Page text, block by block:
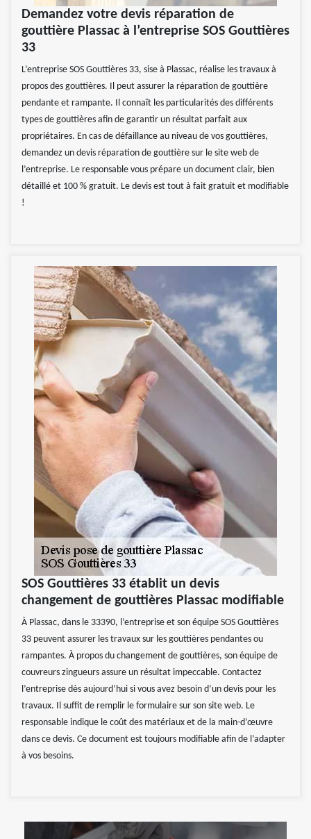
Demandez votre devis réparation de
gouttière Plassac à l’entreprise SOS Gouttières
33
L’entreprise SOS Gouttières 33, sise à Plassac, réalise les travaux à
propos des gouttières. Il peut assurer la réparation de gouttière
pendante et rampante. Il connaît les particularités des différents
types de gouttières afin de garantir un résultat parfait aux
propriétaires. En cas de défaillance au niveau de vos gouttières,
demandez un devis réparation de gouttière sur le site web de
l’entreprise. Le responsable vous prépare un document clair, bien
détaillé et 100 % gratuit. Le devis est tout à fait gratuit et modifiable
!
SOS Gouttières 33 établit un devis
changement de gouttières Plassac modifiable
À Plassac, dans le 33390, l’entreprise et son équipe SOS Gouttières
33 peuvent assurer les travaux sur les gouttières pendantes ou
rampantes. À propos du changement de gouttières, son équipe de
couvreurs zingueurs assure un résultat impeccable. Contactez
l’entreprise dès aujourd’hui si vous avez besoin d’un devis pour les
travaux. Il suffit de remplir le formulaire sur son site web. Le
responsable indique le coût des matériaux et de la main-d’œuvre
dans ce devis. Ce document est toujours modifiable afin de l’adapter
à vos besoins.